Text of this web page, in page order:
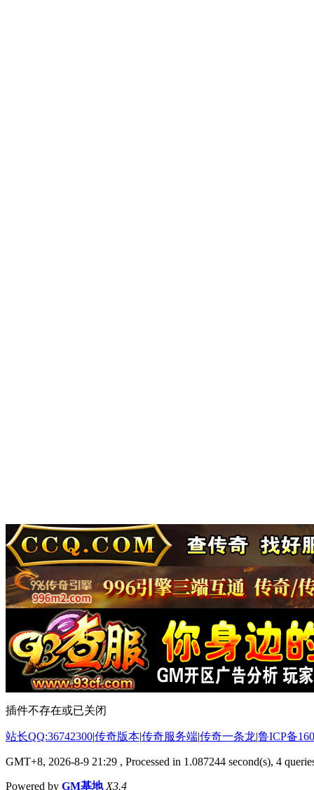
插件不存在或已关闭
站长QQ:36742300|传奇版本|传奇服务端|传奇一条龙|鲁ICP备
GMT+8, 2026-8-9 21:29 , Processed in 1.087244 second(s), 4
Powered by GM基地 X3.4